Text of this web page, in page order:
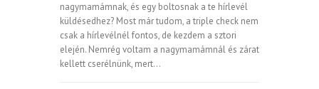
nagymamámnak, és egy boltosnak a te hírlevél
küldésedhez? Most már tudom, a triple check nem
csak a hírlevélnél fontos, de kezdem a sztori
elején. Nemrég voltam a nagymamámnál és zárat
kellett cserélnünk, mert…